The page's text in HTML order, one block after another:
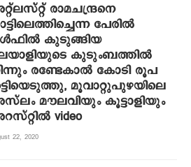
രാമചന്ദ്രനെ
പേരില്‍
കുടുങ്ങിയ
കുടുംബത്തില്‍
രണ്ടേകാല്‍ കോടി രൂപ
മൂവാറ്റുപുഴയിലെ
മൗലവിയും കൂട്ടാളിയും
video
22, 2020